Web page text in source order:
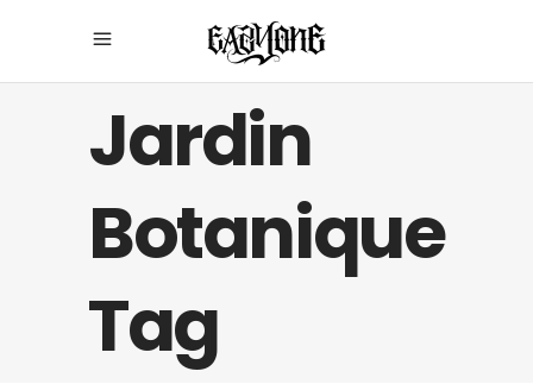
Jardin
Botanique
Tag